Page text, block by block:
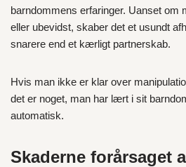
barndommens erfaringer. Uanset om
eller ubevidst, skaber det et usundt
snarere end et kærligt partnerskab.
Hvis man ikke er klar over
det er noget, man har lært i sit
automatisk.
Skaderne forårsaget